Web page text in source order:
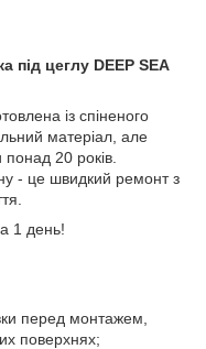
під цеглу DEEP SEA
із спіненого
матеріал, але
20 років.
- це швидкий ремонт з
1 день!
перед монтажем,
поверхнях;